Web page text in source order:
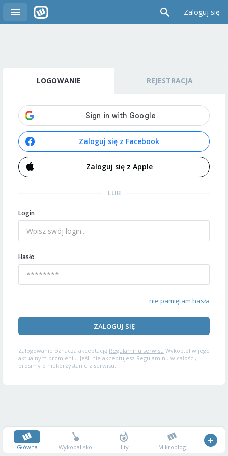
Zaloguj się
LOGOWANIE REJESTRACJA
Zaloguj się z Facebook
Zaloguj się z Apple
LUB
Login
Hasło
nie pamiętam hasła
ZALOGUJ SIĘ
Zalogowanie oznacza akceptację Regulaminu serwisu Wykop.pl w jego
aktualnym brzmieniu. Jeśli nie akceptujesz Regulaminu w całości,
prosimy o niekorzystanie z serwisu.
Główna Wykopalisko Hity Mikroblog